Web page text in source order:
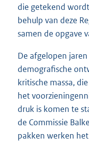
die getekend
behulp van deze
samen de opgave
De afgelopen
demografische
kritische massa,
het
druk is komen te
de Commissie
pakken werken